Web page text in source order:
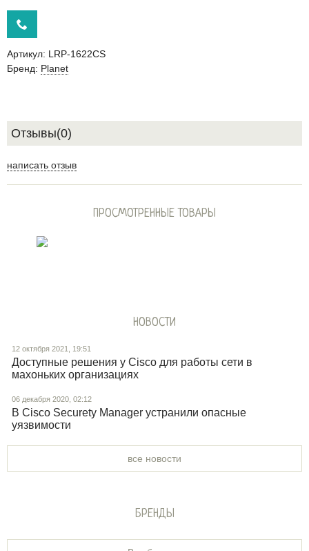
Артикул: LRP-1622CS
Бренд: Planet
Отзывы(0)
написать отзыв
ПРОСМОТРЕННЫЕ ТОВАРЫ
НОВОСТИ
12 октября 2021, 19:51
Доступные решения у Cisco для работы сети в
махоньких организациях
06 декабря 2020, 02:12
В Cisco Securety Manager устранили опасные
уязвимости
все новости
БРЕНДЫ